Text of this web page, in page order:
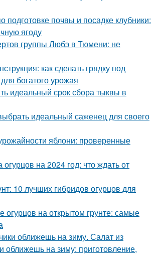
подготовке почвы и посадке клубники:
ягоду
группы Любэ в Тюмени: не
как сделать грядку под
богатого урожая
идеальный срок сбора тыквы в
идеальный саженец для своего
яблони: проверенные
на 2024 год: что ждать от
10 лучших гибридов огурцов для
на открытом грунте: самые
оближешь на зиму. Салат из
оближешь на зиму: приготовление,